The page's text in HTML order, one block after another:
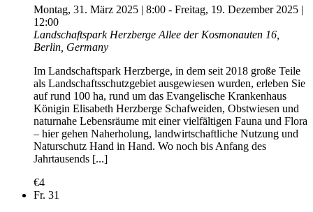
Montag, 31. März 2025 | 8:00 - Freitag, 19. Dezember 2025 |
12:00
Landschaftspark Herzberge Allee der Kosmonauten 16,
Berlin, Germany
Im Landschaftspark Herzberge, in dem seit 2018 große Teile
als Landschaftsschutzgebiet ausgewiesen wurden, erleben Sie
auf rund 100 ha, rund um das Evangelische Krankenhaus
Königin Elisabeth Herzberge Schafweiden, Obstwiesen und
naturnahe Lebensräume mit einer vielfältigen Fauna und Flora
– hier gehen Naherholung, landwirtschaftliche Nutzung und
Naturschutz Hand in Hand. Wo noch bis Anfang des
Jahrtausends [...]
€4
Fr. 31